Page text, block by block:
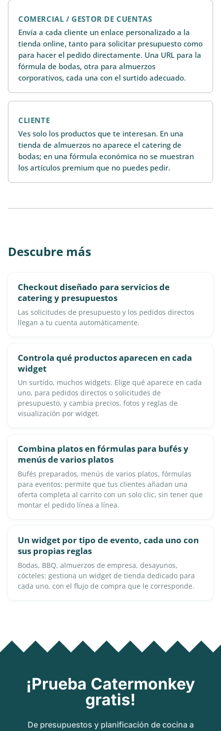
COMERCIAL / GESTOR DE CUENTAS
Envía a cada cliente un enlace personalizado a la
tienda online, tanto para solicitar presupuesto como
para hacer el pedido directamente. Una URL para la
fórmula de bodas, otra para almuerzos
corporativos, cada una con el surtido adecuado.
CLIENTE
Ves solo los productos que te interesan. En una
tienda de almuerzos no aparece el catering de
bodas; en una fórmula económica no se muestran
los artículos premium que no puedes pedir.
Descubre más
Checkout diseñado para servicios de
catering y presupuestos
Las solicitudes de presupuesto y los pedidos directos
llegan a tu cuenta automáticamente.
Controla qué productos aparecen en cada
widget
Un surtido, muchos widgets. Elige qué aparece en cada
uno, para pedidos directos o solicitudes de
presupuesto, y cambia precios, fotos y reglas de
visualización por widget.
Combina platos en fórmulas para bufés y
menús de varios platos
Bufés preparados, menús de varios platos, fórmulas
para eventos: permite que tus clientes añadan una
oferta completa al carrito con un solo clic, sin tener que
montar el pedido línea a línea.
Un widget por tipo de evento, cada uno con
sus propias reglas
Bodas, BBQ, almuerzos de empresa, desayunos,
cócteles: gestiona un widget de tienda dedicado para
cada uno, con el flujo de compra que le corresponde.
¡Prueba Catermonkey
gratis!
De presupuestos y planificación de cocina a